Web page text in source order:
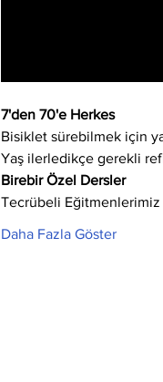
7'den 70'e Herkes
Bisiklet sürebilmek için
Yaş ilerledikçe gerekli
Birebir Özel Dersler
Tecrübeli Eğitmenlerimiz
Daha Fazla Göster